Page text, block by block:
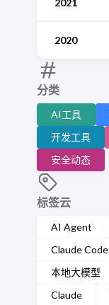
2020
分类
AI工具
开发工具
安全动态
标签云
AI Agent
Claude Code
本地大模型
Claude